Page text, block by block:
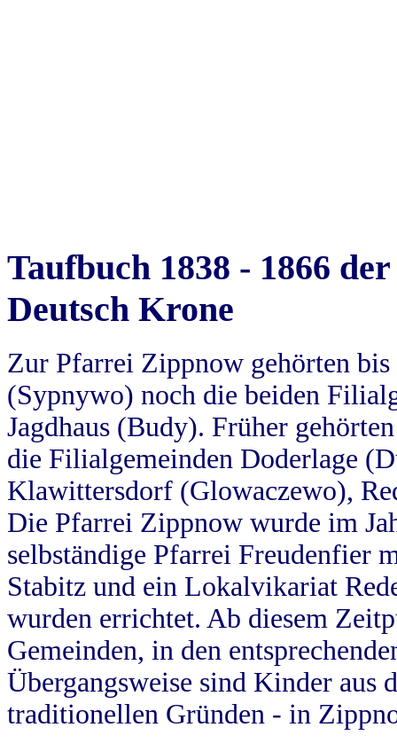
Taufbuch 1838 - 1866
Deutsch Krone
Zur Pfarrei Zippnow gehörten
(Sypnywo) noch die beiden
Jagdhaus (Budy). Früher
die Filialgemeinden Doderlage
Klawittersdorf (Glowaczewo),
Die Pfarrei Zippnow wurde im
selbständige Pfarrei Freudenfier
Stabitz und ein Lokalvikariat
wurden errichtet. Ab diesem
Gemeinden, in den
Übergangsweise sind Kinder aus
traditionellen Gründen - in